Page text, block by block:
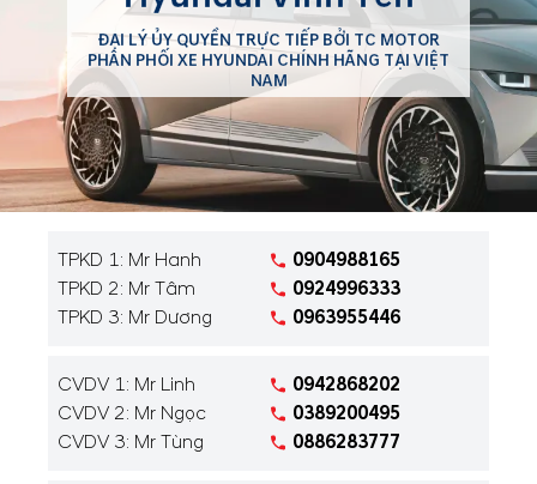
ĐẠI LÝ ỦY QUYỀN TRỰC TIẾP BỞI TC MOTOR
PHÂN PHỐI XE HYUNDAI CHÍNH HÃNG TẠI VIỆT
NAM
TPKD 1: Mr Hanh
TPKD 2: Mr Tâm
TPKD 3: Mr Dương
0904988165
0924996333
0963955446
CVDV 1: Mr Linh
CVDV 2: Mr Ngọc
CVDV 3: Mr Tùng
0942868202
0389200495
0886283777